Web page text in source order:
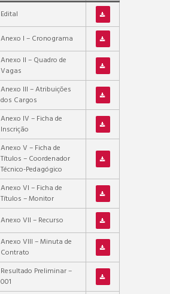
Edital
Anexo I – Cronograma
Anexo II – Quadro de
Vagas
Anexo III – Atribuições
dos Cargos
Anexo IV – Ficha de
Inscrição
Anexo V – Ficha de
Títulos – Coordenador
Técnico-Pedagógico
Anexo VI – Ficha de
Títulos – Monitor
Anexo VII – Recurso
Anexo VIII – Minuta de
Contrato
Resultado Preliminar –
001